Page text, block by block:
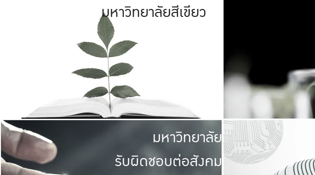
มหาวิทยาลัยสีเขียว
มหาวิทยาลัย
รับผิดชอบต่อสังคม